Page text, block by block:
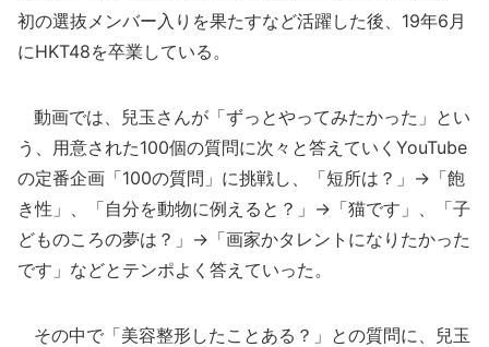
初の選抜メンバー入りを果たすなど活躍した後、19年6月
にHKT48を卒業している。
動画では、兒玉さんが「ずっとやってみたかった」とい
う、用意された100個の質問に次々と答えていくYouTube
の定番企画「100の質問」に挑戦し、「短所は？」→「飽
き性」、「自分を動物に例えると？」→「猫です」、「子
どものころの夢は？」→「画家かタレントになりたかった
です」などとテンポよく答えていった。
その中で「美容整形したことある？」との質問に、兒玉